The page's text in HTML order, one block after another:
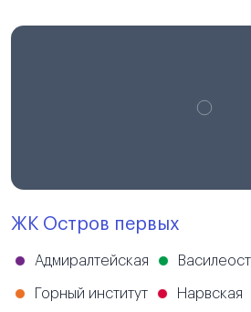
ЖК Остров первых
Адмиралтейская
Горный институт Нарвская